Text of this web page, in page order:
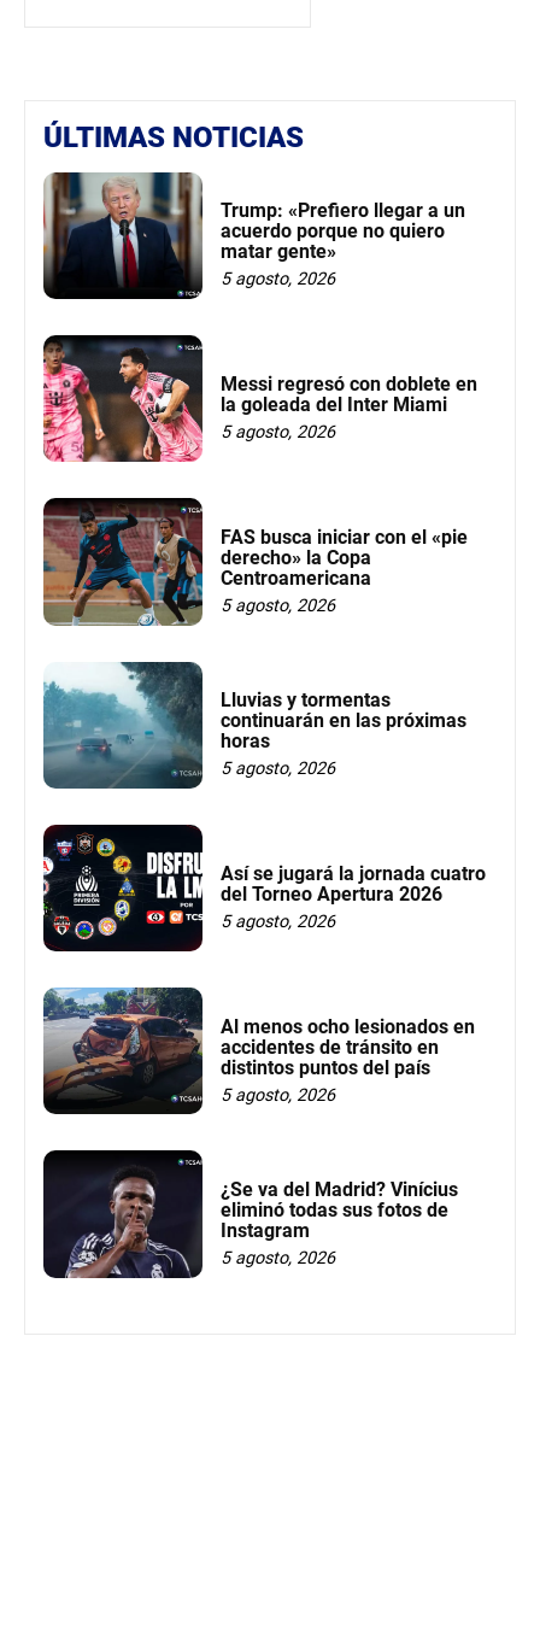
ÚLTIMAS NOTICIAS
Trump: «Prefiero llegar a un
acuerdo porque no quiero
matar gente»
5 agosto, 2026
Messi regresó con doblete en
la goleada del Inter Miami
5 agosto, 2026
FAS busca iniciar con el «pie
derecho» la Copa
Centroamericana
5 agosto, 2026
Lluvias y tormentas
continuarán en las próximas
horas
5 agosto, 2026
Así se jugará la jornada cuatro
del Torneo Apertura 2026
5 agosto, 2026
Al menos ocho lesionados en
accidentes de tránsito en
distintos puntos del país
5 agosto, 2026
¿Se va del Madrid? Vinícius
eliminó todas sus fotos de
Instagram
5 agosto, 2026